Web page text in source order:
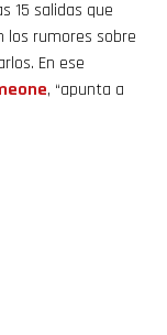
15 salidas que
los rumores sobre
En ese
, “apunta a